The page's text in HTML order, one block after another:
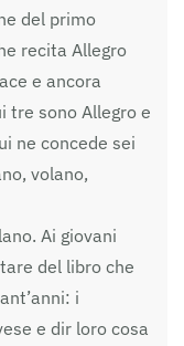
del primo
recita Allegro
e ancora
tre sono Allegro e
ne concede sei
volano,
Ai giovani
del libro che
i
e dir loro cosa